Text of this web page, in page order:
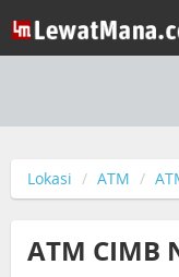
Lokasi ATM
ATM CIMB